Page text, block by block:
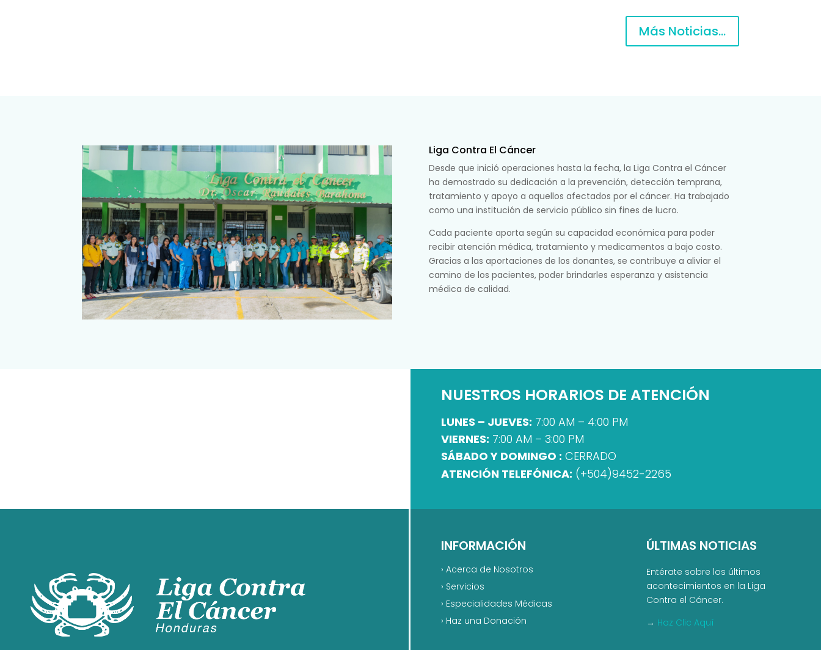
Más Noticias...
Liga Contra El Cáncer
Desde que inició operaciones hasta la fecha, la Liga Contra el Cáncer
ha demostrado su dedicación a la prevención, detección temprana,
tratamiento y apoyo a aquellos afectados por el cáncer. Ha trabajado
como una institución de servicio público sin fines de lucro.
Cada paciente aporta según su capacidad económica para poder
recibir atención médica, tratamiento y medicamentos a bajo costo.
Gracias a las aportaciones de los donantes, se contribuye a aliviar el
camino de los pacientes, poder brindarles esperanza y asistencia
médica de calidad.
NUESTROS HORARIOS DE ATENCIÓN
LUNES – JUEVES: 7:00 AM – 4:00 PM
VIERNES: 7:00 AM – 3:00 PM
SÁBADO Y DOMINGO : CERRADO
ATENCIÓN TELEFÓNICA: (+504)9452-2265
INFORMACIÓN
› Acerca de Nosotros
› Servicios
› Especialidades Médicas
› Haz una Donación
ÚLTIMAS NOTICIAS
Entérate sobre los últimos
acontecimientos en la Liga
Contra el Cáncer.
→ Haz Clic Aquí